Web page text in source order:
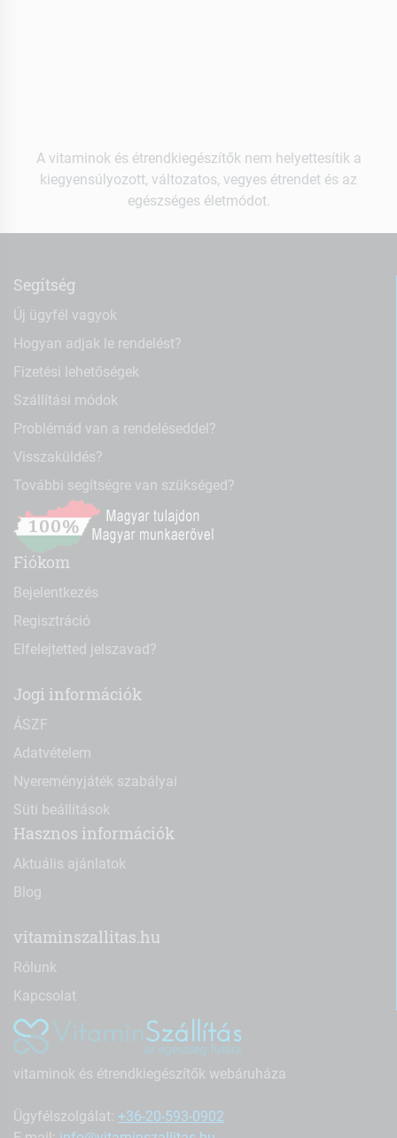
A vitaminok és étrendkiegészítők nem helyettesítik a
kiegyensúlyozott, változatos, vegyes étrendet és az
egészséges életmódot.
Segítség
Új ügyfél vagyok
Hogyan adjak le rendelést?
Fizetési lehetőségek
Szállítási módok
Problémád van a rendeléseddel?
Visszaküldés?
További segítségre van szükséged?
Fiókom
Bejelentkezés
Regisztráció
Elfelejtetted jelszavad?
Jogi információk
ÁSZF
Adatvételem
Nyereményjáték szabályai
Süti beállítások
Hasznos információk
Aktuális ajánlatok
Blog
vitaminszallitas.hu
Rólunk
Kapcsolat
vitaminok és étrendkiegészítők webáruháza
Ügyfélszolgálat: +36-20-593-0902